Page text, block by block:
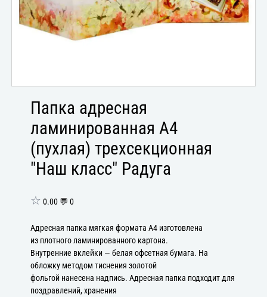
Папка адресная
ламинированная А4
(пухлая) трехсекционная
"Наш класс" Радуга
☆ 0.00 💬 0
Адресная папка мягкая формата А4 изготовлена
из плотного ламинированного картона.
Внутренние вклейки — белая офсетная бумага. На
обложку методом тиснения золотой
фольгой нанесена надпись. Адресная папка подходит для
поздравлений, хранения